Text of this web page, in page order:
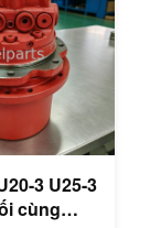
3 U25-3
cùng